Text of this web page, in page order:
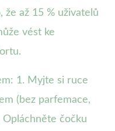
že až 15 % uživatelů
vést ke
1. Myjte si ruce
(bez parfemace,
Opláchněte čočku